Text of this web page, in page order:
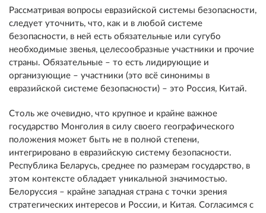
Рассматривая вопросы евразийской системы безопасности,
следует уточнить, что, как и в любой системе
безопасности, в ней есть обязательные или сугубо
необходимые звенья, целесообразные участники и прочие
страны. Обязательные – то есть лидирующие и
организующие – участники (это всё синонимы в
евразийской системе безопасности) – это Россия, Китай.
Столь же очевидно, что крупное и крайне важное
государство Монголия в силу своего географического
положения может быть не в полной степени,
интегрировано в евразийскую систему безопасности.
Республика Беларусь, среднее по размерам государство, в
этом контексте обладает уникальной значимостью.
Белоруссия – крайне западная страна с точки зрения
стратегических интересов и России, и Китая. Согласимся с